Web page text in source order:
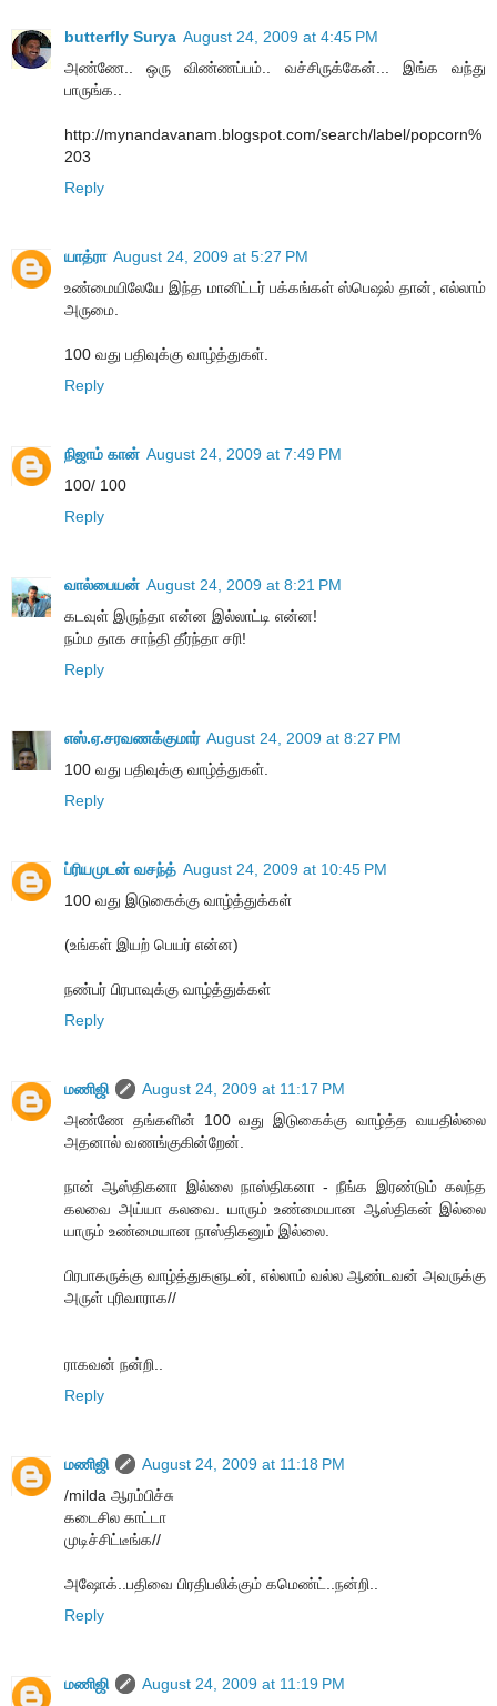
butterfly Surya August 24, 2009 at 4:45 PM
அண்ணே.. ஒரு விண்ணப்பம்.. வச்சிருக்கேன்... இங்க வந்து
பாருங்க..
http://mynandavanam.blogspot.com/search/label/popcorn%
203
Reply
யாத்ரா August 24, 2009 at 5:27 PM
உண்மையிலேயே இந்த மானிட்டர் பக்கங்கள் ஸ்பெஷல் தான், எல்லாம்
அருமை.
100 வது பதிவுக்கு வாழ்த்துகள்.
Reply
நிஜாம் கான் August 24, 2009 at 7:49 PM
100/ 100
Reply
வால்பையன் August 24, 2009 at 8:21 PM
கடவுள் இருந்தா என்ன இல்லாட்டி என்ன!
நம்ம தாக சாந்தி தீர்ந்தா சரி!
Reply
எஸ்.ஏ.சரவணக்குமார் August 24, 2009 at 8:27 PM
100 வது பதிவுக்கு வாழ்த்துகள்.
Reply
ப்ரியமுடன் வசந்த் August 24, 2009 at 10:45 PM
100 வது இடுகைக்கு வாழ்த்துக்கள்
(உங்கள் இயற் பெயர் என்ன)
நண்பர் பிரபாவுக்கு வாழ்த்துக்கள்
Reply
மணிஜி
August 24, 2009 at 11:17 PM
அண்ணே தங்களின் 100 வது இடுகைக்கு வாழ்த்த வயதில்லை
அதனால் வணங்குகின்றேன்.
நான் ஆஸ்திகனா இல்லை நாஸ்திகனா - நீங்க இரண்டும் கலந்த
கலவை அய்யா கலவை. யாரும் உண்மையான ஆஸ்திகன் இல்லை
யாரும் உண்மையான நாஸ்திகனும் இல்லை.
பிரபாகருக்கு வாழ்த்துகளுடன், எல்லாம் வல்ல ஆண்டவன் அவருக்கு
அருள் புரிவாராக//
ராகவன் நன்றி..
Reply
மணிஜி
August 24, 2009 at 11:18 PM
/milda ஆரம்பிச்சு
கடைசில காட்டா
முடிச்சிட்டீங்க//
அஷோக்..பதிவை பிரதிபலிக்கும் கமெண்ட்..நன்றி..
Reply
மணிஜி August 24, 2009 at 11:19 PM